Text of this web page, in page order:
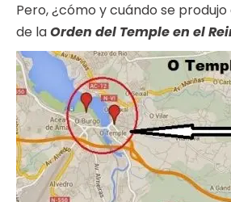
Pero, ¿cómo y cuándo se
de laOrden del Temple en el